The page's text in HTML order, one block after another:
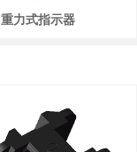
重力式指示器